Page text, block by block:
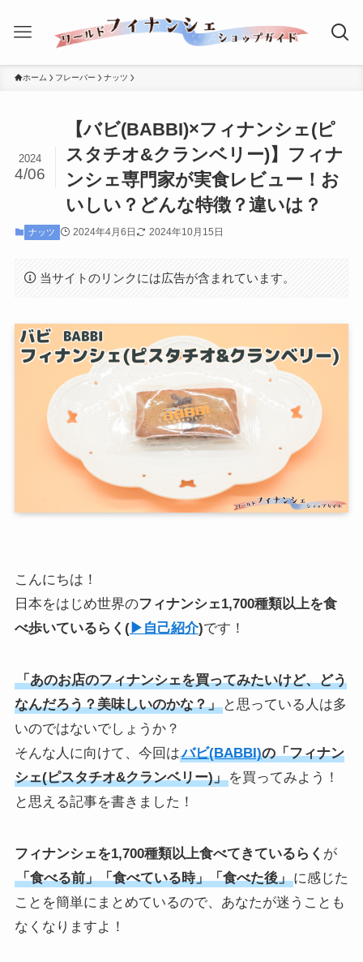
ホーム フレーバー ナッツ
【バビ(BABBI)×フィナンシェ(ピ
スタチオ&クランベリー)】フィナ
ンシェ専門家が実食レビュー！お
いしい？どんな特徴？違いは？
2024
4/06
ナッツ 2024年4月6日 2024年10月15日
当サイトのリンクには広告が含まれています。
こんにちは！
日本をはじめ世界のフィナンシェ1,700種類以上を食
べ歩いている らく (▶︎自己紹介)です！
「あのお店のフィナンシェを買ってみたいけど、どう
なんだろう？美味しいのかな？」と思っている人は多
いのではないでしょうか？
そんな人に向けて、今回はバビ(BABBI)の「フィナン
シェ(ピスタチオ&クランベリー)」を買ってみよう！
と思える記事を書きました！
フィナンシェを1,700種類以上食べてきているらく が
「食べる前」「食べている時」「食べた後」に感じた
ことを簡単にまとめているので、あなたが迷うことも
なくなりますよ！